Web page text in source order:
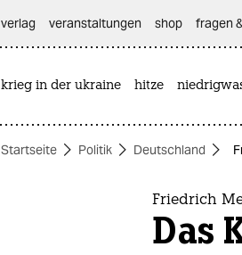
themen
verlag
veranstaltungen shop fragen
krieg in der ukraine hitze
Startseite Politik Deutschland
Friedrich
Das